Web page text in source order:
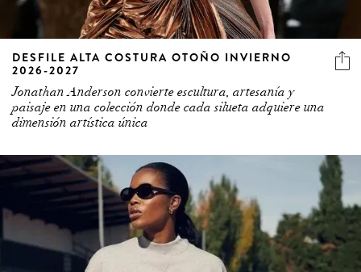
DESFILE ALTA COSTURA OTOÑO INVIERNO
2026-2027
Jonathan Anderson convierte escultura, artesanía y
paisaje en una colección donde cada silueta adquiere una
dimensión artística única